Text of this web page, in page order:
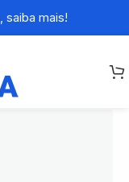
saiba mais!